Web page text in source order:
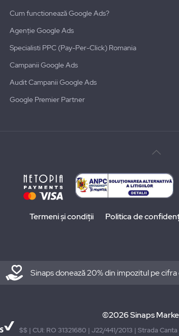
Cum functionează Google Ads?
Agenție Google Ads
Specialisti PPC (Pay-Per-Click) Romania
Campanii Google Ads
Audit Campanii Google Ads
Google Premier Partner
Termeni și condiții Politica de
Sinaps donează 20% din impozitul pe
©2026 Sinaps
$$ | CUI: RO 31321680 | J22/441/2013 | Strada